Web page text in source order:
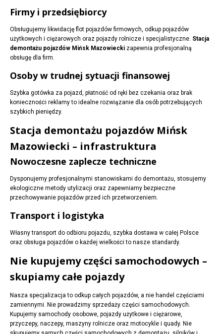
Firmy i przedsiębiorcy
Obsługujemy likwidację flot pojazdów firmowych, odkup pojazdów
użytkowych i ciężarowych oraz pojazdy rolnicze i specjalistyczne. Stacja
demontażu pojazdów Mińsk Mazowiecki zapewnia profesjonalną
obsługę dla firm.
Osoby w trudnej sytuacji finansowej
Szybka gotówka za pojazd, płatność od ręki bez czekania oraz brak
konieczności reklamy to idealne rozwiązanie dla osób potrzebujących
szybkich pieniędzy.
Stacja demontażu pojazdów Mińsk
Mazowiecki – infrastruktura
Nowoczesne zaplecze techniczne
Dysponujemy profesjonalnymi stanowiskami do demontażu, stosujemy
ekologiczne metody utylizacji oraz zapewniamy bezpieczne
przechowywanie pojazdów przed ich przetworzeniem.
Transport i logistyka
Własny transport do odbioru pojazdu, szybka dostawa w całej Polsce
oraz obsługa pojazdów o każdej wielkości to nasze standardy.
Nie kupujemy części samochodowych –
skupiamy całe pojazdy
Nasza specjalizacja to odkup całych pojazdów, a nie handel częściami
zamiennymi. Nie prowadzimy sprzedaży części samochodowych.
Kupujemy samochody osobowe, pojazdy użytkowe i ciężarowe,
przyczepy, naczepy, maszyny rolnicze oraz motocykle i quady. Nie